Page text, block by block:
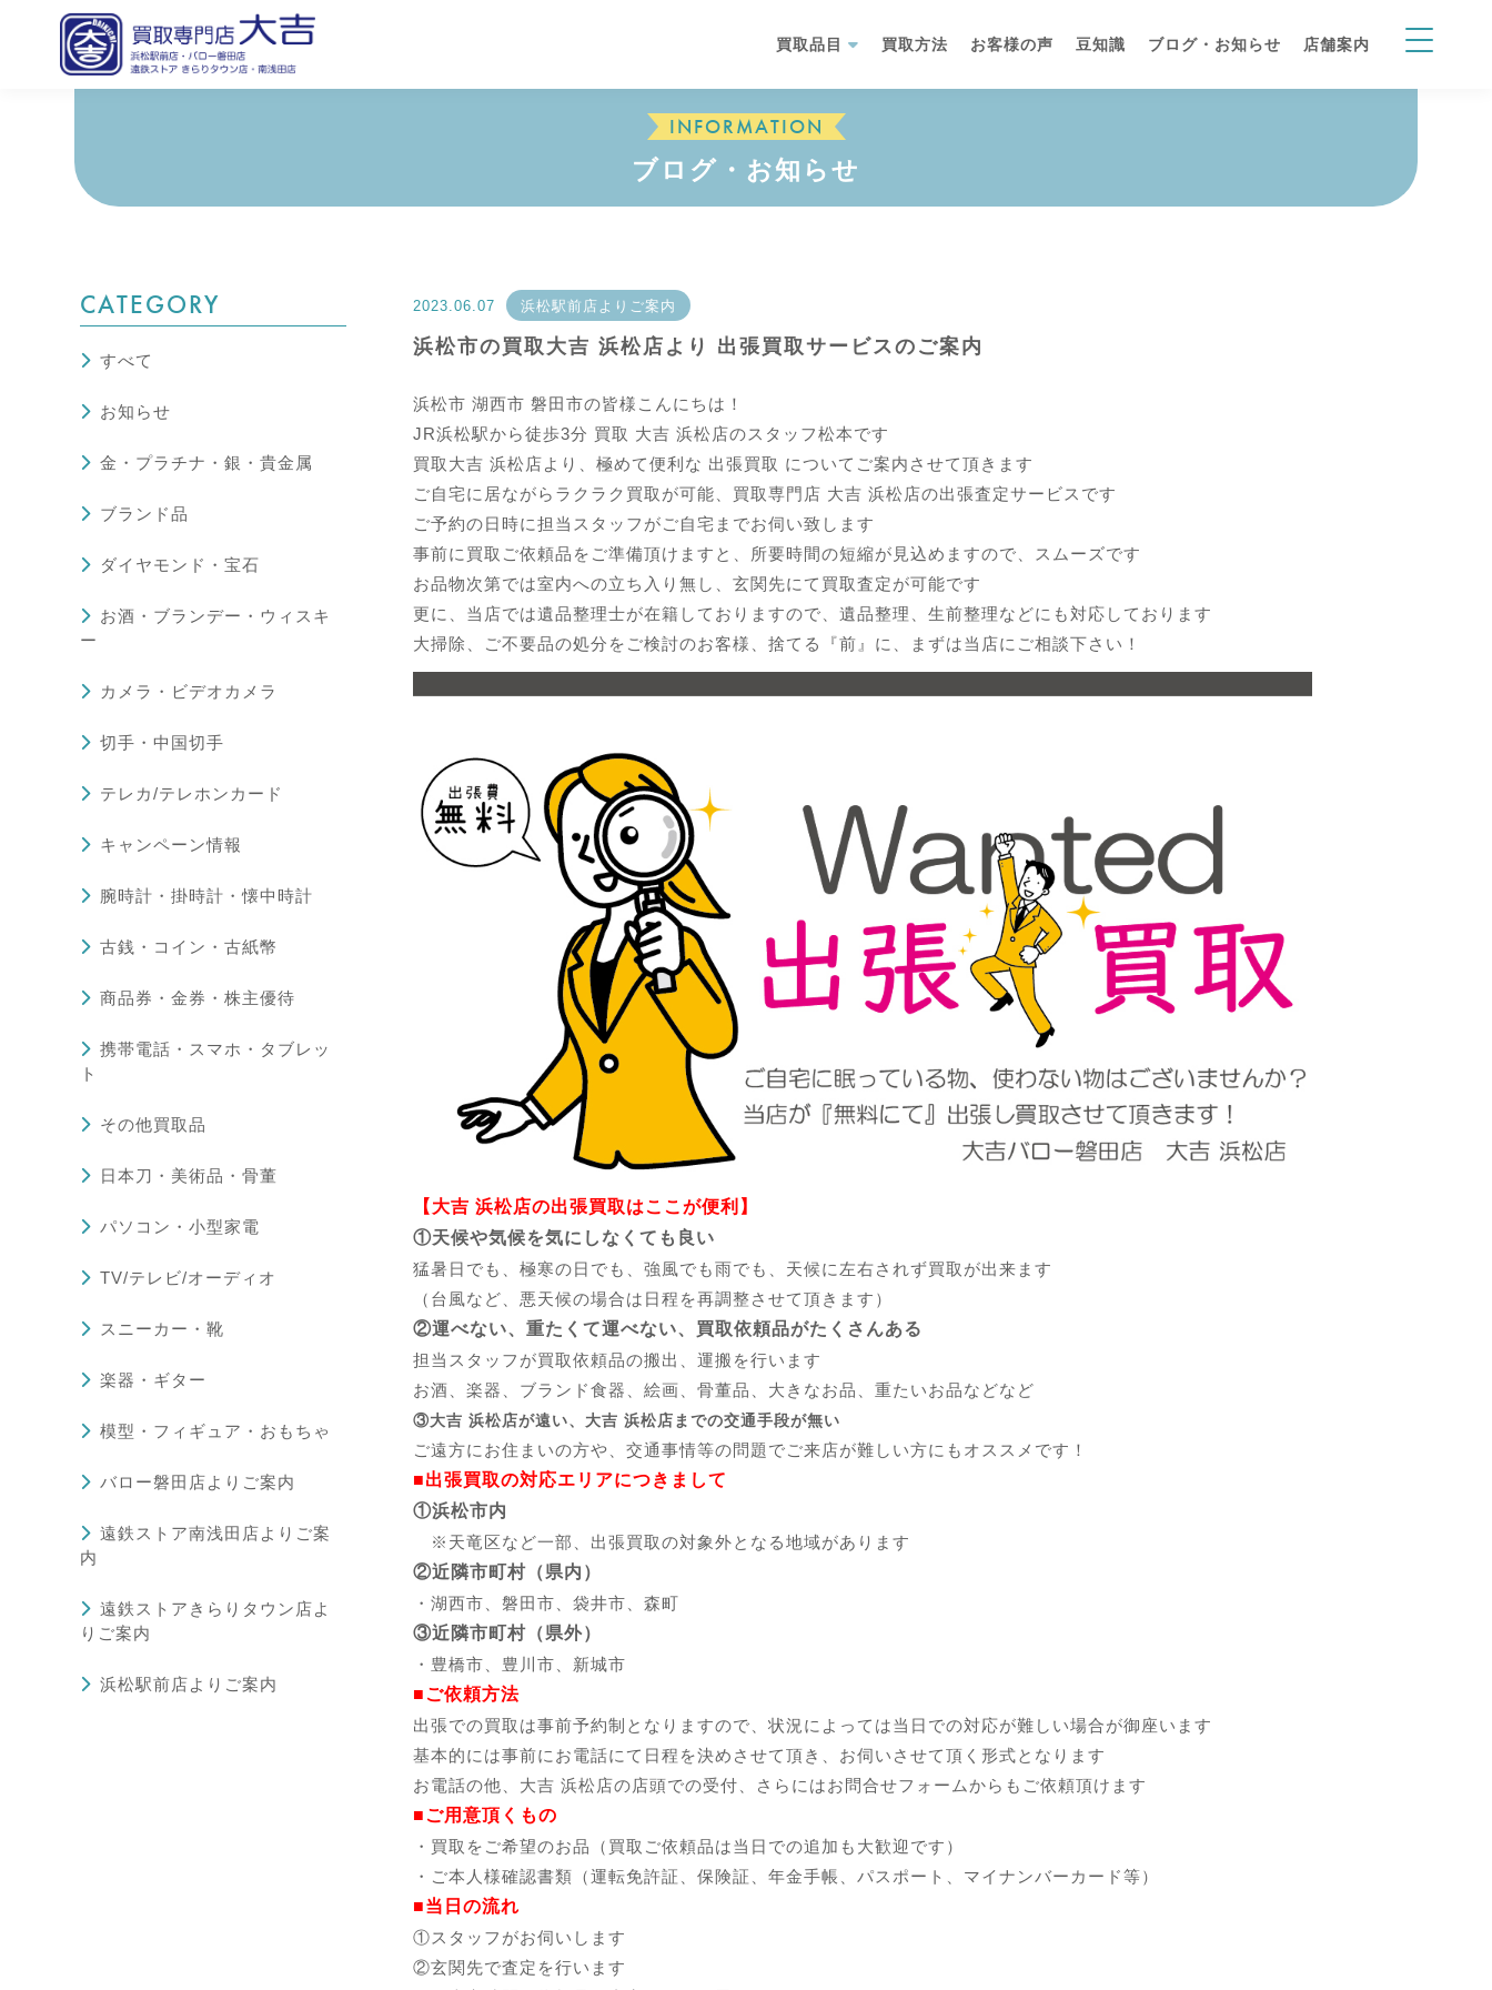
買取品目 買取方法 お客様の声 豆知識 ブログ・お知らせ 店舗案内
INFORMATION
ブログ・お知らせ
2023.06.07 浜松駅前店よりご案内
浜松市の買取大吉 浜松店より 出張買取サービスのご案内
浜松市 湖西市 磐田市の皆様こんにちは！
JR浜松駅から徒歩3分 買取 大吉 浜松店のスタッフ松本です
買取大吉 浜松店より、極めて便利な 出張買取 についてご案内させて頂きます
ご自宅に居ながらラクラク買取が可能、買取専門店 大吉 浜松店の出張査定サービスです
ご予約の日時に担当スタッフがご自宅までお伺い致します
事前に買取ご依頼品をご準備頂けますと、所要時間の短縮が見込めますので、スムーズです
お品物次第では室内への立ち入り無し、玄関先にて買取査定が可能です
更に、当店では遺品整理士が在籍しておりますので、遺品整理、生前整理などにも対応しております
大掃除、ご不要品の処分をご検討のお客様、捨てる『前』に、まずは当店にご相談下さい！
【大吉 浜松店の出張買取はここが便利】
①天候や気候を気にしなくても良い
猛暑日でも、極寒の日でも、強風でも雨でも、天候に左右されず買取が出来ます
（台風など、悪天候の場合は日程を再調整させて頂きます）
②運べない、重たくて運べない、買取依頼品がたくさんある
担当スタッフが買取依頼品の搬出、運搬を行います
お酒、楽器、ブランド食器、絵画、骨董品、大きなお品、重たいお品などなど
③大吉 浜松店が遠い、大吉 浜松店までの交通手段が無い
ご遠方にお住まいの方や、交通事情等の問題でご来店が難しい方にもオススメです！
■出張買取の対応エリアにつきまして
①浜松市内
※天竜区など一部、出張買取の対象外となる地域があります
②近隣市町村（県内）
・湖西市、磐田市、袋井市、森町
③近隣市町村（県外）
・豊橋市、豊川市、新城市
■ご依頼方法
出張での買取は事前予約制となりますので、状況によっては当日での対応が難しい場合が御座います
基本的には事前にお電話にて日程を決めさせて頂き、お伺いさせて頂く形式となります
お電話の他、大吉 浜松店の店頭での受付、さらにはお問合せフォーム からもご依頼頂けます
■ご用意頂くもの
・買取をご希望のお品（買取ご依頼品は当日での追加も大歓迎です）
・ご本人様確認書類（運転免許証、保険証、年金手帳、パスポート、マイナンバーカード等）
■当日の流れ
①スタッフがお伺いします
②玄関先で査定を行います
CATEGORY
すべて
お知らせ
金・プラチナ・銀・貴金属
ブランド品
ダイヤモンド・宝石
お酒・ブランデー・ウィスキ
ー
カメラ・ビデオカメラ
切手・中国切手
テレカ/テレホンカード
キャンペーン情報
腕時計・掛時計・懐中時計
古銭・コイン・古紙幣
商品券・金券・株主優待
携帯電話・スマホ・タブレッ
ト
その他買取品
日本刀・美術品・骨董
パソコン・小型家電
TV/テレビ/オーディオ
スニーカー・靴
楽器・ギター
模型・フィギュア・おもちゃ
バロー磐田店よりご案内
遠鉄ストア南浅田店よりご案
内
遠鉄ストアきらりタウン店よ
りご案内
浜松駅前店よりご案内